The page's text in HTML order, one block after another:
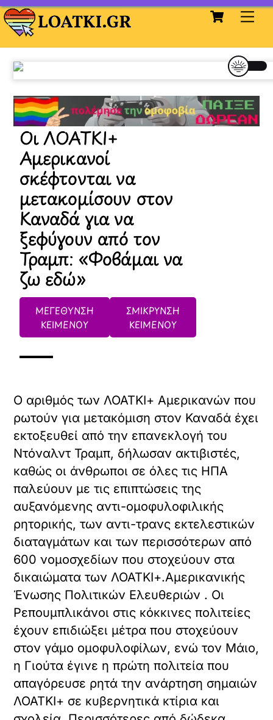
Skip
to
content
Cart
Οι ΛΟΑΤΚΙ+
Αμερικανοί
σκέφτονται να
μετακομίσουν στον
Καναδά για να
ξεφύγουν από τον
Τραμπ: «Φοβάμαι να
ζω εδώ»
ΜΕΓΕΘΥΝΣΗ
ΚΕΙΜΕΝΟΥ
ΣΜΙΚΡΥΝΣΗ
ΚΕΙΜΕΝΟΥ
Ο αριθμός των ΛΟΑΤΚΙ+ Αμερικανών που
ρωτούν για μετακόμιση στον Καναδά έχει
εκτοξευθεί από την επανεκλογή του
Ντόναλντ Τραμπ, δήλωσαν ακτιβιστές,
καθώς οι άνθρωποι σε όλες τις ΗΠΑ
παλεύουν με τις επιπτώσεις της
αυξανόμενης αντι-ομοφυλοφιλικής
ρητορικής, των αντι-τρανς εκτελεστικών
διαταγμάτων και των περισσότερων από
600 νομοσχεδίων που στοχεύουν στα
δικαιώματα των ΛΟΑΤΚΙ+.Αμερικανικής
Ένωσης Πολιτικών Ελευθεριών . Οι
Ρεπουμπλικάνοι στις κόκκινες πολιτείες
έχουν επιδιώξει μέτρα που στοχεύουν
στον γάμο ομοφυλοφίλων, ενώ τον Μάιο,
η Γιούτα έγινε η πρώτη πολιτεία που
απαγόρευσε ρητά την ανάρτηση σημαιών
ΛΟΑΤΚΙ+ σε κυβερνητικά κτίρια και